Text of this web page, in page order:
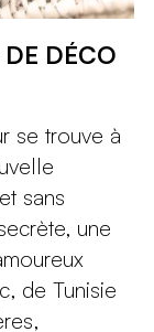
DÉCO
se trouve à
sans
une
de Tunisie